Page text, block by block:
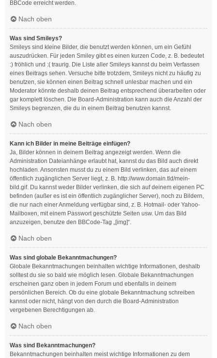
BBCode erreicht werden.
Nach oben
Was sind Smileys?
Smileys sind kleine Bilder, die benutzt werden können, um ein Gefühl
auszudrücken. Für jeden Smiley gibt es einen kurzen Code, z. B. bedeutet
:) fröhlich und :( traurig. Die Liste aller Smileys kannst du beim Verfassen
eines Beitrags sehen. Versuche bitte trotzdem, Smileys nicht zu häufig zu
benutzen, sie können einen Beitrag schnell unlesbar machen und ein
Moderator könnte deshalb deinen Beitrag entsprechend überarbeiten oder
gar komplett löschen. Die Board-Administration kann auch die Anzahl der
Smileys begrenzen, die du in einem Beitrag benutzen kannst.
Nach oben
Kann ich Bilder in meine Beiträge einfügen?
Ja, Bilder können in deinem Beitrag angezeigt werden. Wenn die
Administration Dateianhänge erlaubt hat, kannst du das Bild auch direkt
hochladen. Ansonsten musst du zu einem Bild verlinken, das auf einem
öffentlich zugänglichen Server liegt, z. B. http://www.domain.tld/mein-
bild.gif. Du kannst weder Bilder verlinken, die sich auf deinem eigenen PC
befinden (außer es ist ein öffentlich zugänglicher Server), noch zu Bildern,
die nur nach einer Anmeldung verfügbar sind, z. B. Hotmail- oder Yahoo-
Mailboxen, mit einem Passwort geschützte Seiten usw. Um das Bild
anzuzeigen, benutze den BBCode-Tag „[img]“.
Nach oben
Was sind globale Bekanntmachungen?
Globale Bekanntmachungen beinhalten wichtige Informationen, deshalb
solltest du sie so bald wie möglich lesen. Globale Bekanntmachungen
erscheinen ganz oben in jedem Forum und ebenfalls in deinem
persönlichen Bereich. Ob du eine globale Bekanntmachung schreiben
kannst oder nicht, hängt von den durch die Board-Administration
vergebenen Berechtigungen ab.
Nach oben
Was sind Bekanntmachungen?
Bekanntmachungen beinhalten meist wichtige Informationen zu dem